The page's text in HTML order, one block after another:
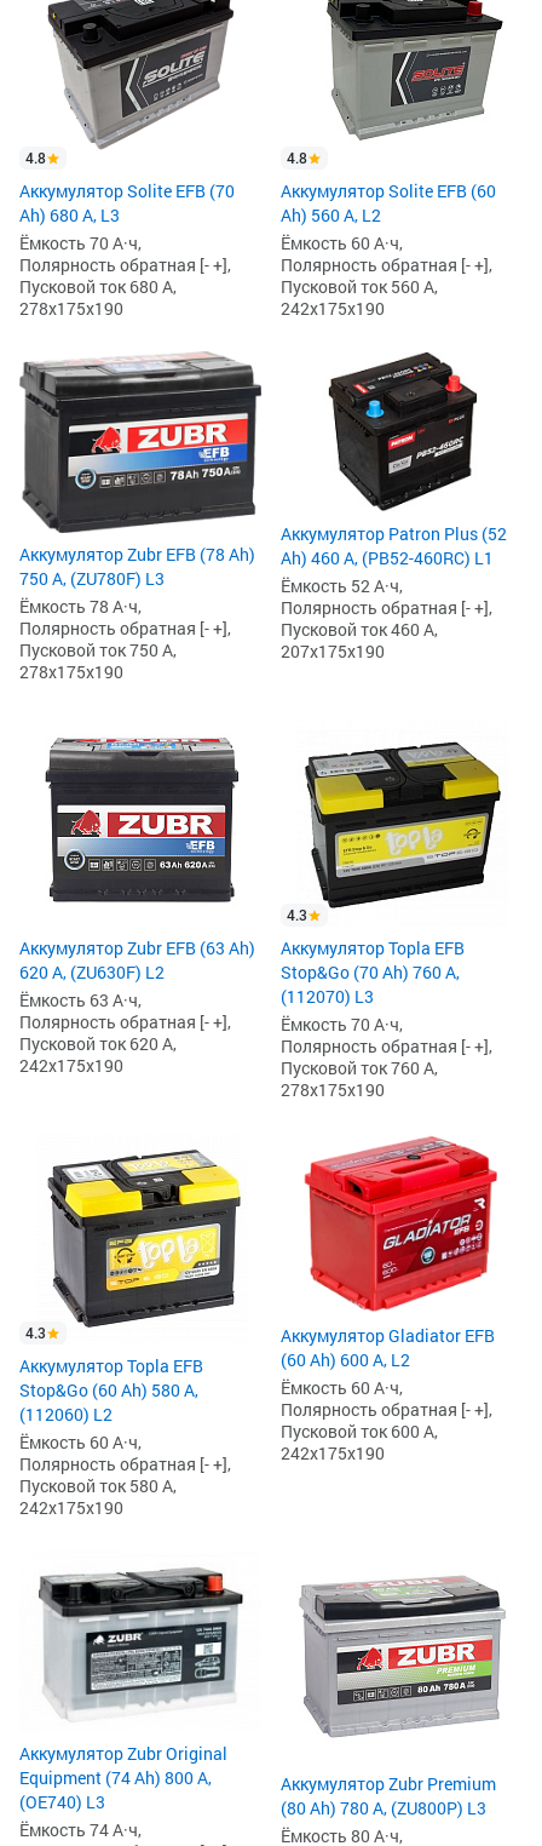
4.8
Аккумулятор Solite EFB (70
Ah) 680 А, L3
Ёмкость 70 А·ч,
Полярность обратная [- +],
Пусковой ток 680 А,
278x175x190
4.8
Аккумулятор Solite EFB (60
Ah) 560 А, L2
Ёмкость 60 А·ч,
Полярность обратная [- +],
Пусковой ток 560 А,
242x175x190
Аккумулятор Zubr EFB (78 Ah)
750 А, (ZU780F) L3
Ёмкость 78 А·ч,
Полярность обратная [- +],
Пусковой ток 750 А,
278x175x190
Аккумулятор Patron Plus (52
Ah) 460 А, (PB52-460RC) L1
Ёмкость 52 А·ч,
Полярность обратная [- +],
Пусковой ток 460 А,
207x175x190
Аккумулятор Zubr EFB (63 Ah)
620 А, (ZU630F) L2
Ёмкость 63 А·ч,
Полярность обратная [- +],
Пусковой ток 620 А,
242x175x190
4.3
Аккумулятор Topla EFB
Stop&Go (70 Ah) 760 А,
(112070) L3
Ёмкость 70 А·ч,
Полярность обратная [- +],
Пусковой ток 760 А,
278x175x190
4.3
Аккумулятор Topla EFB
Stop&Go (60 Ah) 580 А,
(112060) L2
Ёмкость 60 А·ч,
Полярность обратная [- +],
Пусковой ток 580 А,
242x175x190
Аккумулятор Gladiator EFB
(60 Ah) 600 А, L2
Ёмкость 60 А·ч,
Полярность обратная [- +],
Пусковой ток 600 А,
242x175x190
Аккумулятор Zubr Original
Equipment (74 Ah) 800 А,
(OE740) L3
Ёмкость 74 А·ч,
Аккумулятор Zubr Premium
(80 Ah) 780 А, (ZU800P) L3
Ёмкость 80 А·ч,